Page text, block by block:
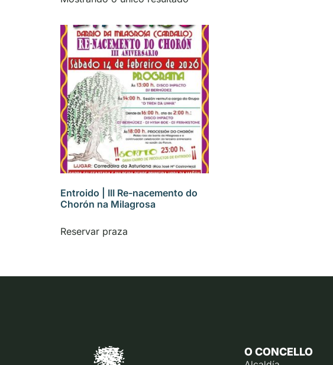
Entroido | III Re-nacemento do
Chorón na Milagrosa
Reservar praza
O CONCELLO